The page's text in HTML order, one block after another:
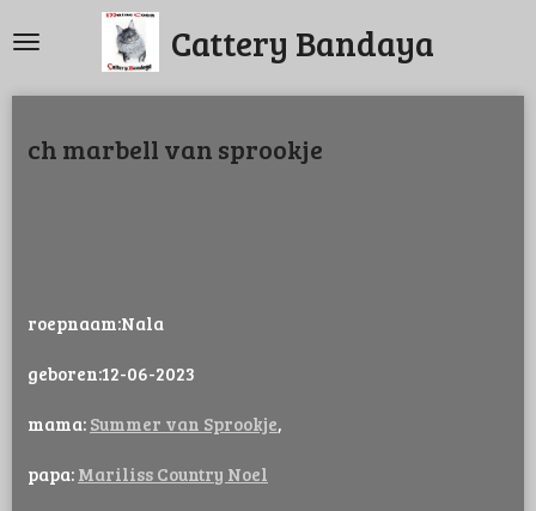
naar
hoofdinhoud
Cattery Bandaya
ch marbell van sprookje
roepnaam:Nala
geboren:12-06-2023
mama: Summer van Sprookje,
papa: Mariliss Country Noel